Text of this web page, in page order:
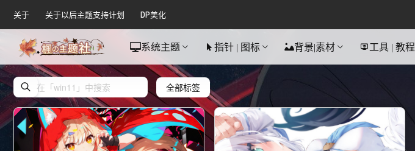
关于 关于以后主题支持计划 DP美化
系统主题 指针 | 图标 背景|素材 工具 | 教程
全部标签